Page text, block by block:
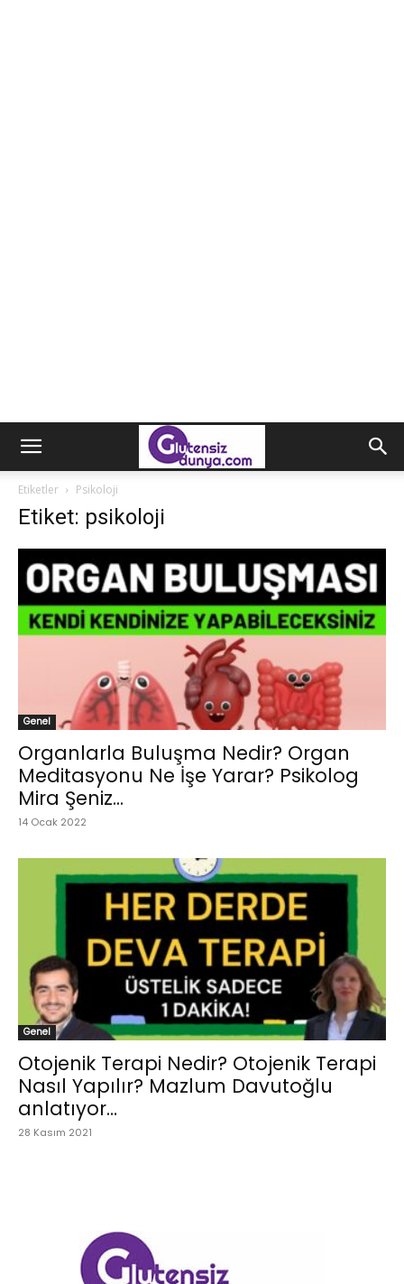
Etiketler Psikoloji
Etiket: psikoloji
Genel
Organlarla Buluşma Nedir? Organ
Meditasyonu Ne İşe Yarar? Psikolog
Mira Şeniz...
14 Ocak 2022
Genel
Otojenik Terapi Nedir? Otojenik Terapi
Nasıl Yapılır? Mazlum Davutoğlu
anlatıyor…
28 Kasım 2021